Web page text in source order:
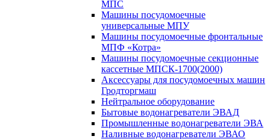
МПС
Машины посудомоечные
универсальные МПУ
Машины посудомоечные фронтальные
МПФ «Котра»
Машины посудомоечные секционные
кассетные МПСК-1700(2000)
Аксессуары для посудомоечных машин
Гродторгмаш
Нейтральное оборудование
Бытовые водонагреватели ЭВАД
Промышленные водонагреватели ЭВА
Наливные водонагреватели ЭВАО